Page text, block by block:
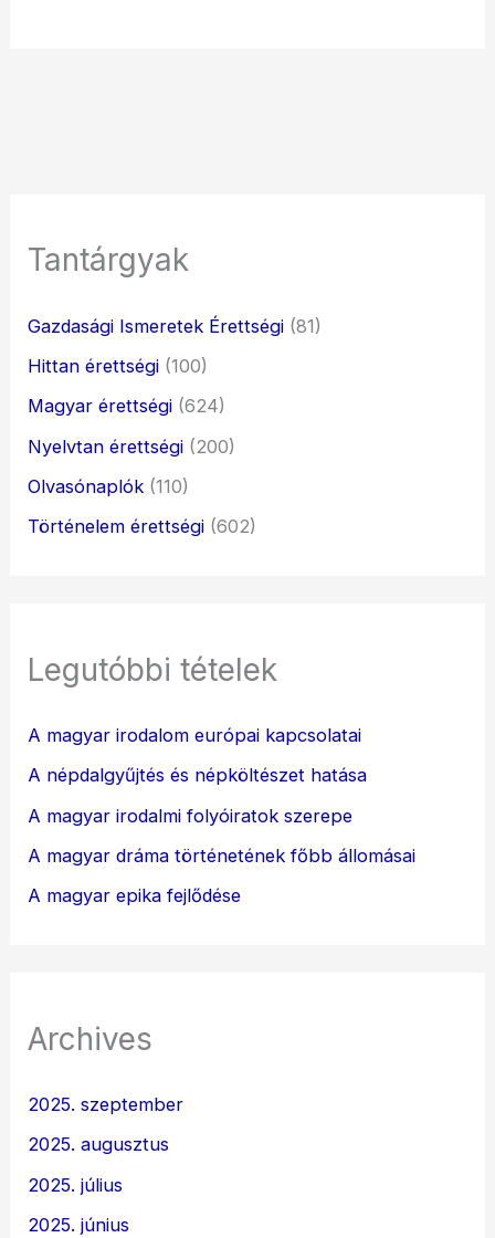
Tantárgyak
Gazdasági Ismeretek Érettségi (81)
Hittan érettségi (100)
Magyar érettségi (624)
Nyelvtan érettségi (200)
Olvasónaplók (110)
Történelem érettségi (602)
Legutóbbi tételek
A magyar irodalom európai kapcsolatai
A népdalgyűjtés és népköltészet hatása
A magyar irodalmi folyóiratok szerepe
A magyar dráma történetének főbb állomásai
A magyar epika fejlődése
Archives
2025. szeptember
2025. augusztus
2025. július
2025. június